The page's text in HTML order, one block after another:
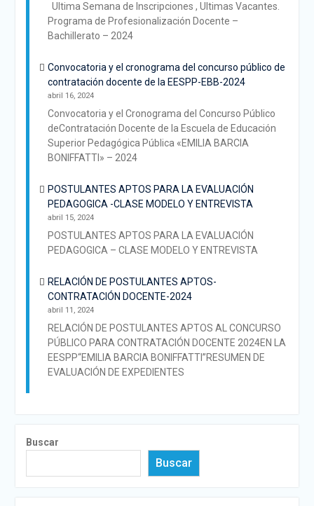
Ultima Semana de Inscripciones , Ultimas Vacantes.
Programa de Profesionalización Docente –
Bachillerato – 2024
Convocatoria y el cronograma del concurso público de
contratación docente de la EESPP-EBB-2024
abril 16, 2024
Convocatoria y el Cronograma del Concurso Público
deContratación Docente de la Escuela de Educación
Superior Pedagógica Pública «EMILIA BARCIA
BONIFFATTI» – 2024
POSTULANTES APTOS PARA LA EVALUACIÓN
PEDAGOGICA -CLASE MODELO Y ENTREVISTA
abril 15, 2024
POSTULANTES APTOS PARA LA EVALUACIÓN
PEDAGOGICA – CLASE MODELO Y ENTREVISTA
RELACIÓN DE POSTULANTES APTOS-
CONTRATACIÓN DOCENTE-2024
abril 11, 2024
RELACIÓN DE POSTULANTES APTOS AL CONCURSO
PÚBLICO PARA CONTRATACIÓN DOCENTE 2024EN LA
EESPP“EMILIA BARCIA BONIFFATTI”RESUMEN DE
EVALUACIÓN DE EXPEDIENTES
Buscar
Buscar